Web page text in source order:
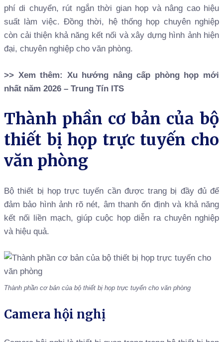
phí di chuyển, rút ngắn thời gian họp và nâng cao hiệu
suất làm việc. Đồng thời, hệ thống họp chuyên nghiệp
còn cải thiện khả năng kết nối và xây dựng hình ảnh hiện
đại, chuyên nghiệp cho văn phòng.
>> Xem thêm: Xu hướng nâng cấp phòng họp mới
nhất năm 2026 – Trung Tín ITS
Thành phần cơ bản của bộ
thiết bị họp trực tuyến cho
văn phòng
Bộ thiết bị họp trực tuyến cần được trang bị đầy đủ để
đảm bảo hình ảnh rõ nét, âm thanh ổn định và khả năng
kết nối liền mạch, giúp cuộc họp diễn ra chuyên nghiệp
và hiệu quả.
Thành phần cơ bản của bộ thiết bị họp trực tuyến cho văn phòng
Camera hội nghị